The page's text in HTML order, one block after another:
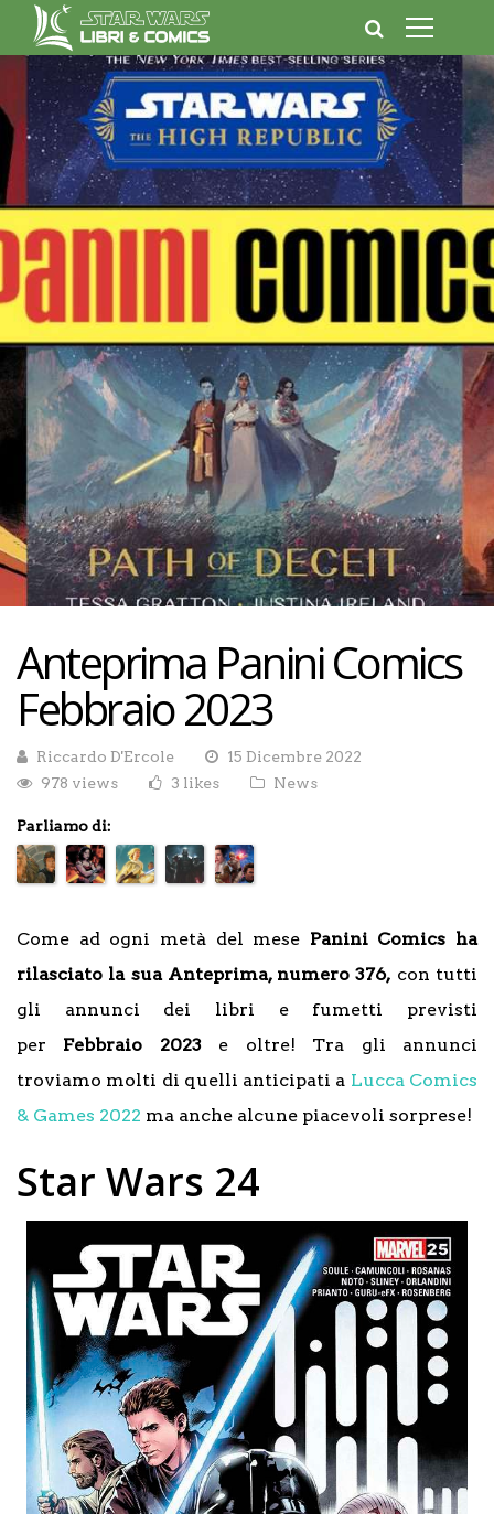
Anteprima Panini Comics
Febbraio 2023
Riccardo D'Ercole
15 Dicembre 2022
978 views
3 likes News
Parliamo di:
Come ad ogni metà del mese Panini Comics ha
rilasciato la sua Anteprima, numero 376, con tutti
gli annunci dei libri e fumetti previsti
per Febbraio 2023 e oltre! Tra gli annunci
troviamo molti di quelli anticipati a Lucca Comics
& Games 2022 ma anche alcune piacevoli sorprese!
Star Wars 24